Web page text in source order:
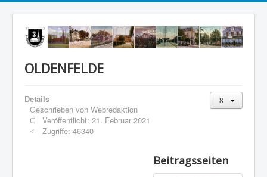
OLDENFELDE
Details
Geschrieben von Webredaktion
Veröffentlicht: 21. Februar 2021
Zugriffe: 46340
Beitragsseiten